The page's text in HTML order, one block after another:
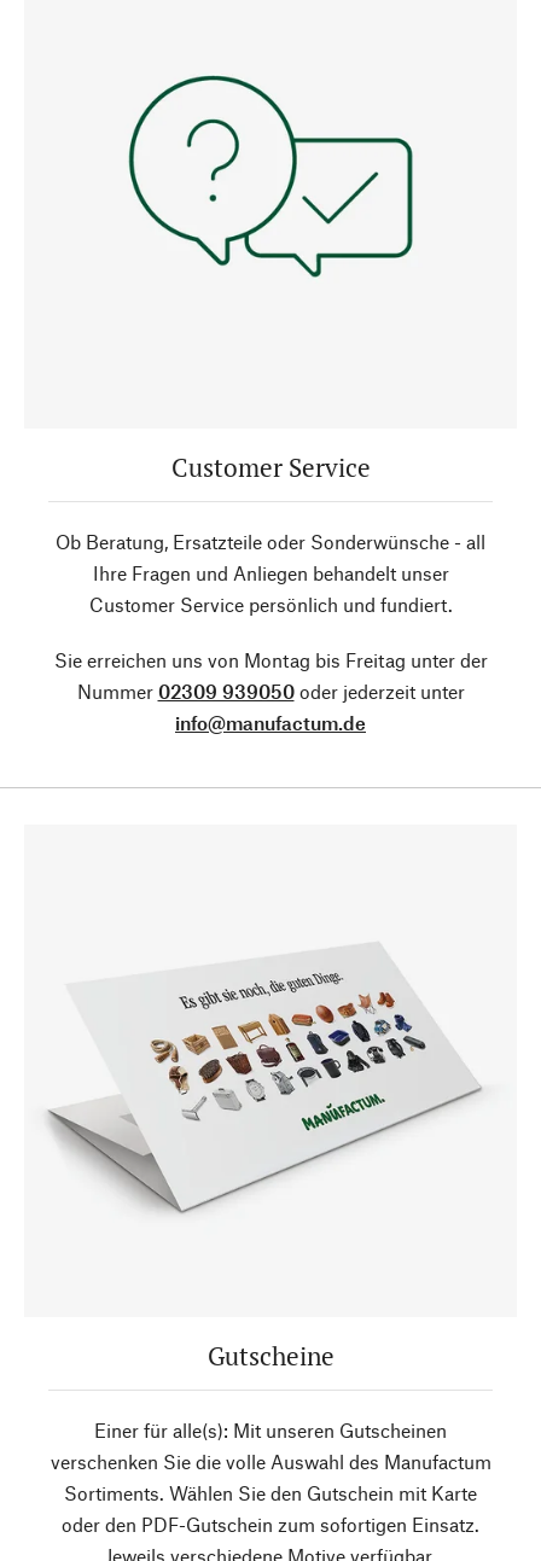
Customer Service
Ob Beratung, Ersatzteile oder Sonderwünsche - all
Ihre Fragen und Anliegen behandelt unser
Customer Service persönlich und fundiert.
Sie erreichen uns von Montag bis Freitag unter der
Nummer 02309 939050oder jederzeit unter
info@manufactum.de
Gutscheine
Einer für alle(s): Mit unseren Gutscheinen
verschenken Sie die volle Auswahl des Manufactum
Sortiments. Wählen Sie den Gutschein mit Karte
oder den PDF-Gutschein zum sofortigen Einsatz.
Jeweils verschiedene Motive verfügbar.